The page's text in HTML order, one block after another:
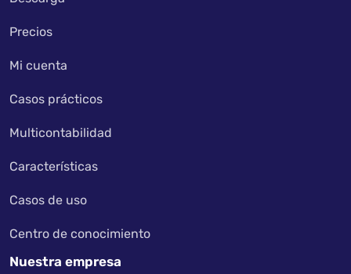
Precios
Mi cuenta
Casos prácticos
Multicontabilidad
Características
Casos de uso
Centro de conocimiento
Nuestra empresa